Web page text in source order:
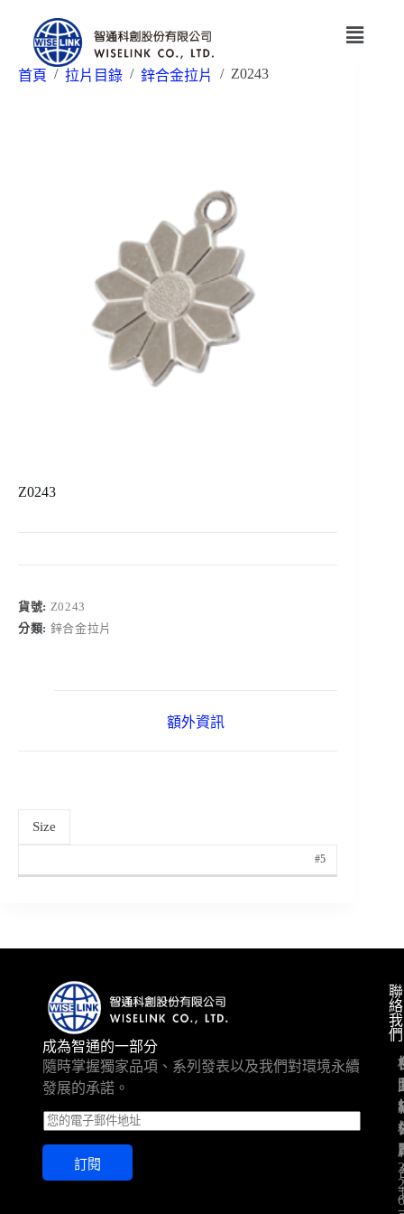
首頁 / 拉片目錄 / 鋅合金拉片 / Z0243
Z0243
貨號: Z0243
分類: 鋅合金拉片
額外資訊
Size
#5
成為智通的一部分
隨時掌握獨家品項、系列發表以及我們對環境永續
發展的承諾。
E
m
a
l
訂閱
聯
絡
我
們